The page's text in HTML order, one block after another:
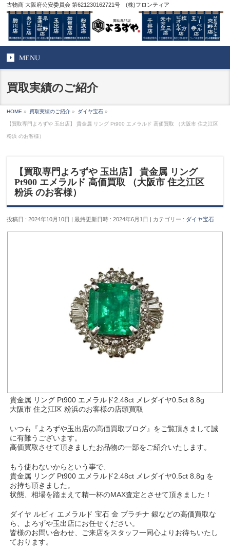
古物商 大阪府公安委員会 第621230162721号 (株)フロンティア
MENU
買取実績のご紹介
HOME » 買取実績のご紹介 » ダイヤ宝石 »
【買取専門よろずや 玉出店】 貴金属 リング Pt900 エメラルド 高価買取 （大阪市 住之江区
粉浜 のお客様）
【買取専門よろずや 玉出店】 貴金属 リング
Pt900 エメラルド 高価買取 （大阪市 住之江区
粉浜 のお客様）
投稿日 : 2024年10月10日 最終更新日時 : 2024年6月1日 カテゴリー : ダイヤ宝石
貴金属 リング Pt900 エメラルド2.48ct メレダイヤ0.5ct 8.8g
大阪市 住之江区 粉浜のお客様の店頭買取
いつも『よろずや玉出店の高価買取ブログ』をご覧頂きまして誠
に有難うございます。
高価買取させて頂きましたお品物の一部をご紹介いたします。
もう使わないからという事で、
貴金属 リング Pt900 エメラルド2.48ct メレダイヤ0.5ct 8.8g を
お持ち頂きました。
状態、相場を踏まえて精一杯のMAX査定とさせて頂きました！
ダイヤ ルビィ エメラルド 宝石 金 プラチナ 銀などの高価買取な
ら、よろずや玉出店にお任せください。
皆様のお問い合わせ、ご来店をスタッフ一同心よりお待ちいたし
ております。